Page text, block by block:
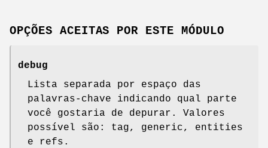
OPÇÕES ACEITAS POR ESTE MÓDULO
debug
Lista separada por espaço das
palavras-chave indicando qual parte
você gostaria de depurar. Valores
possível são: tag, generic, entities
e refs.